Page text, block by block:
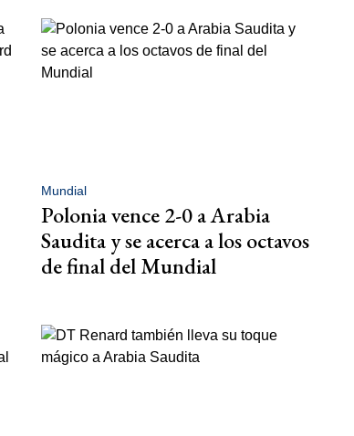
Mundial
Polonia vence 2-0 a Arabia
Saudita y se acerca a los octavos
de final del Mundial